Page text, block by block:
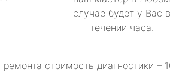
случае будет у Вас в
течении часа.
ремонта стоимость диагностики –